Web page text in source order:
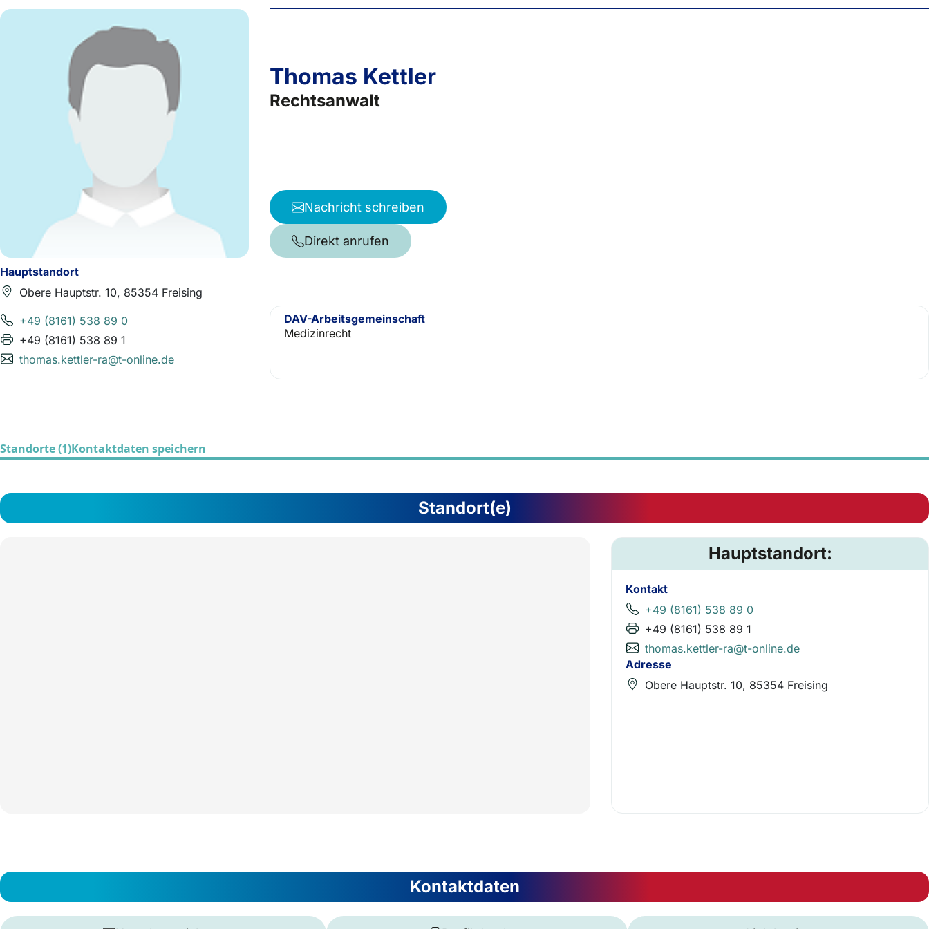
Hauptstandort
Obere Hauptstr. 10, 85354 Freising
+49 (8161) 538 89 0
+49 (8161) 538 89 1
thomas.kettler-ra@t-online.de
Thomas Kettler
Rechtsanwalt
Nachricht schreiben
Direkt anrufen
DAV-Arbeitsgemeinschaft
Medizinrecht
Standorte (1)Kontaktdaten speichern
Standort(e)
Hauptstandort:
Kontakt
+49 (8161) 538 89 0
+49 (8161) 538 89 1
thomas.kettler-ra@t-online.de
Adresse
Obere Hauptstr. 10, 85354 Freising
Kontaktdaten